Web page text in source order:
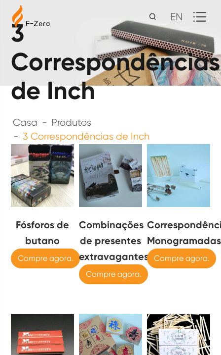
EN
3
Correspondências
de Inch
Casa
Produtos
3 Correspondências de Inch
Fósforos de
butano
Compre agora.
Combinações
de presentes
extravagantes
Compre agora.
Monogramadas
Compre agora.